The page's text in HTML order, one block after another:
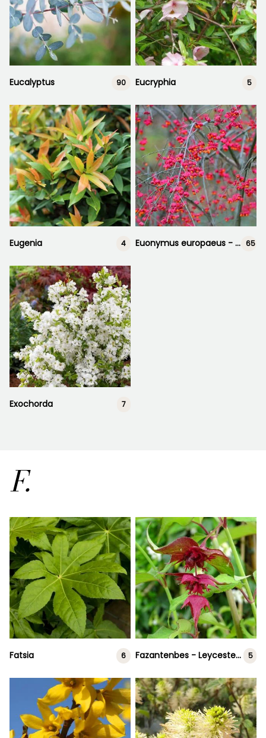
Eucalyptus 90 Eucryphia 5
Eugenia 4 Euonymus europaeus - Kardinaalshoed 65
Exochorda 7
F.
Fatsia 6 Fazantenbes - Leycesteria formosa 5